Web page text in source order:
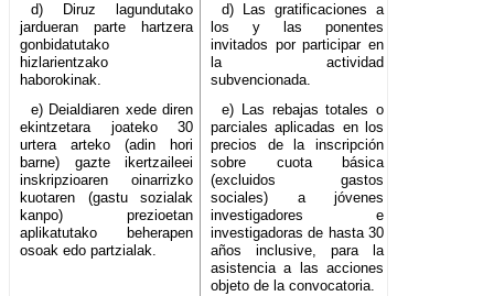
d) Diruz lagundutako
jardueran parte hartzera
gonbidatutako
hizlarientzako
haborokinak.
d) Las gratificaciones a
los y las ponentes
invitados por participar en
la actividad
subvencionada.
e) Deialdiaren xede diren
ekintzetara joateko 30
urtera arteko (adin hori
barne) gazte ikertzaileei
inskripzioaren oinarrizko
kuotaren (gastu sozialak
kanpo) prezioetan
aplikatutako beherapen
osoak edo partzialak.
e) Las rebajas totales o
parciales aplicadas en los
precios de la inscripción
sobre cuota básica
(excluidos gastos
sociales) a jóvenes
investigadores e
investigadoras de hasta 30
años inclusive, para la
asistencia a las acciones
objeto de la convocatoria.